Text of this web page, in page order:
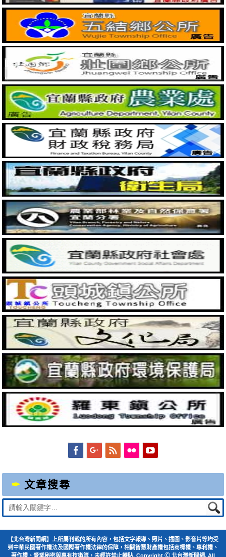
FacebookGoogleplus
Feed Flickr
文章搜尋
Suche
nach:
【北台灣新聞網】上所屬刊載的所有內容，包括文字報導、照片、插圖、影音片等均受
到中華民國著作權法及國際著作權法律的保障，相關智慧財產權包括商標權、專利權、
著作權、營業秘密與專有技術等，未經許禁止轉貼. Copyright Ⓒ 北台灣新聞網. All